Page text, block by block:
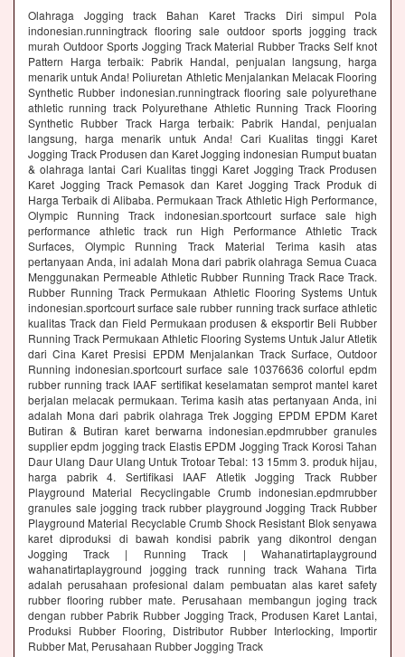
Olahraga Jogging track Bahan Karet Tracks Diri simpul Pola
indonesian.runningtrack flooring sale outdoor sports jogging track
murah Outdoor Sports Jogging Track Material Rubber Tracks Self knot
Pattern Harga terbaik: Pabrik Handal, penjualan langsung, harga
menarik untuk Anda! Poliuretan Athletic Menjalankan Melacak Flooring
Synthetic Rubber indonesian.runningtrack flooring sale polyurethane
athletic running track Polyurethane Athletic Running Track Flooring
Synthetic Rubber Track Harga terbaik: Pabrik Handal, penjualan
langsung, harga menarik untuk Anda! Cari Kualitas tinggi Karet
Jogging Track Produsen dan Karet Jogging indonesian Rumput buatan
& olahraga lantai Cari Kualitas tinggi Karet Jogging Track Produsen
Karet Jogging Track Pemasok dan Karet Jogging Track Produk di
Harga Terbaik di Alibaba. Permukaan Track Athletic High Performance,
Olympic Running Track indonesian.sportcourt surface sale high
performance athletic track run High Performance Athletic Track
Surfaces, Olympic Running Track Material Terima kasih atas
pertanyaan Anda, ini adalah Mona dari pabrik olahraga Semua Cuaca
Menggunakan Permeable Athletic Rubber Running Track Race Track.
Rubber Running Track Permukaan Athletic Flooring Systems Untuk
indonesian.sportcourt surface sale rubber running track surface athletic
kualitas Track dan Field Permukaan produsen & eksportir Beli Rubber
Running Track Permukaan Athletic Flooring Systems Untuk Jalur Atletik
dari Cina Karet Presisi EPDM Menjalankan Track Surface, Outdoor
Running indonesian.sportcourt surface sale 10376636 colorful epdm
rubber running track IAAF sertifikat keselamatan semprot mantel karet
berjalan melacak permukaan. Terima kasih atas pertanyaan Anda, ini
adalah Mona dari pabrik olahraga Trek Jogging EPDM EPDM Karet
Butiran & Butiran karet berwarna indonesian.epdmrubber granules
supplier epdm jogging track Elastis EPDM Jogging Track Korosi Tahan
Daur Ulang Daur Ulang Untuk Trotoar Tebal: 13 15mm 3. produk hijau,
harga pabrik 4. Sertifikasi IAAF Atletik Jogging Track Rubber
Playground Material Recyclingable Crumb indonesian.epdmrubber
granules sale jogging track rubber playground Jogging Track Rubber
Playground Material Recyclable Crumb Shock Resistant Blok senyawa
karet diproduksi di bawah kondisi pabrik yang dikontrol dengan
Jogging Track | Running Track | Wahanatirtaplayground
wahanatirtaplayground jogging track running track Wahana Tirta
adalah perusahaan profesional dalam pembuatan alas karet safety
rubber flooring rubber mate. Perusahaan membangun joging track
dengan rubber Pabrik Rubber Jogging Track, Produsen Karet Lantai,
Produksi Rubber Flooring, Distributor Rubber Interlocking, Importir
Rubber Mat, Perusahaan Rubber Jogging Track